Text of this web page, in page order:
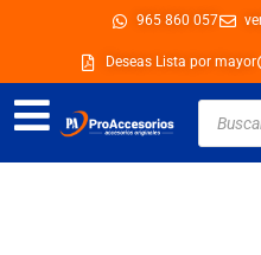
contenido
965 860 057
Deseas Lista por mayor